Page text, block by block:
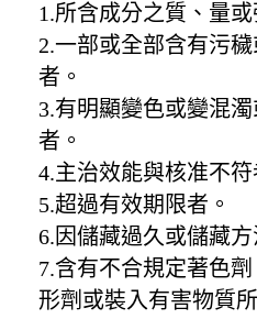
1.所含成分之質、量
2.一部或全部含有污
者。
3.有明顯變色或變混
者。
4.主治效能與核准不
5.超過有效期限者。
6.因儲藏過久或儲藏
7.含有不合規定著色
形劑或裝入有害物質